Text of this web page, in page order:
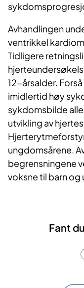
Avhandlingen
ventrikkel
Tidligere
12-årsalder.
imidlertid høy
sykdomsbilde
utvikling av
ungdomsårene.
begrensningene
voksne til barn og
Fant